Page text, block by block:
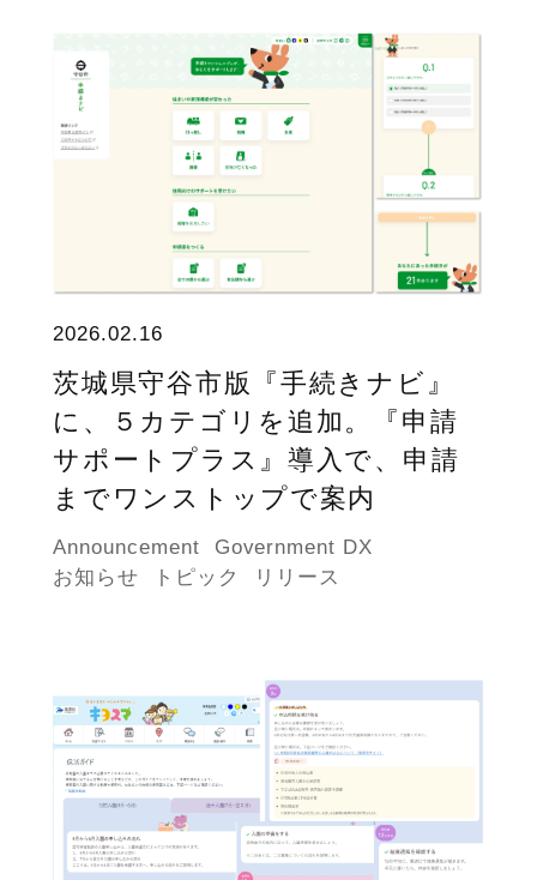
2026.02.16
茨城県守谷市版『手続きナビ』
に、５カテゴリを追加。『申請
サポートプラス』導入で、申請
までワンストップで案内
Announcement
Government DX
お知らせ
トピック リリース